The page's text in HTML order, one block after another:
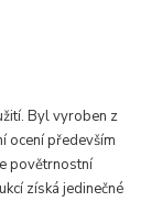
Byl vyroben z
ocení především
povětrnostní
získá jedinečné